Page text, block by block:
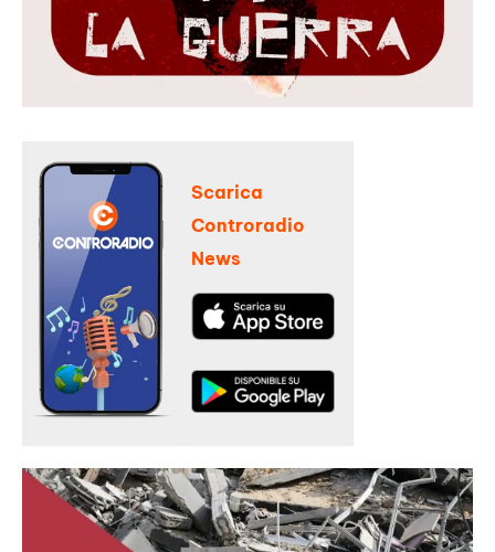
Scarica
Controradio
News